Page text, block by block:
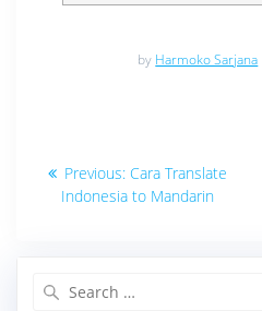
by Harmoko Sarjana
pos
Previous: Previous
post:
Cara Translate
Indonesia to Mandarin